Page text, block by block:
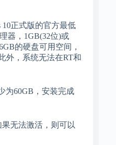
正式版的官方最低
器，1GB(32位)或
的硬盘可用空间，
外，系统无法在RT和
60GB，安装完成
无法激活，则可以